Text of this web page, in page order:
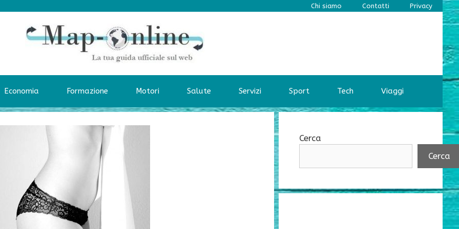
Chi siamo Contatti Privacy
Economia Formazione Motori Salute Servizi Sport Tech Viaggi
Cerca
Cerca